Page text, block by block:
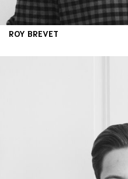
ROY BREVET